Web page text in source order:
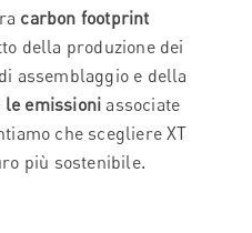
carbon footprint
della produzione dei
assemblaggio e della
le emissioni associate
che scegliere XT
più sostenibile.